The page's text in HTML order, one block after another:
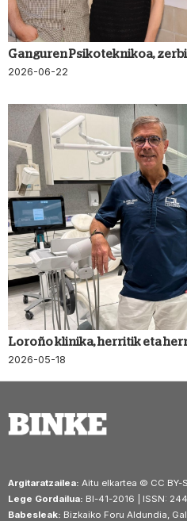
Ganguren Psikoteknikoa,
2026-06-22
Loroño klinika, herritik eta
2026-05-18
Argitaratzailea: Aitu elkartea © CC BY-
Lege Gordailua: BI-41-2016 | ISSN:
Babesleak: Bizkaiko Foru Aldundia,